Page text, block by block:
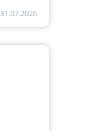
31.07.2026